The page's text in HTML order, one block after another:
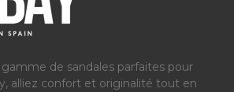
de sandales parfaites pour
alliez confort et originalité tout en